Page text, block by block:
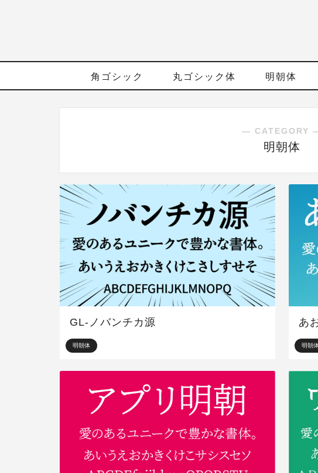
角ゴシック 丸ゴシック体 明朝体
― CATEGORY
明朝体
明朝体
GL-ノバンチカ源
明朝
あ